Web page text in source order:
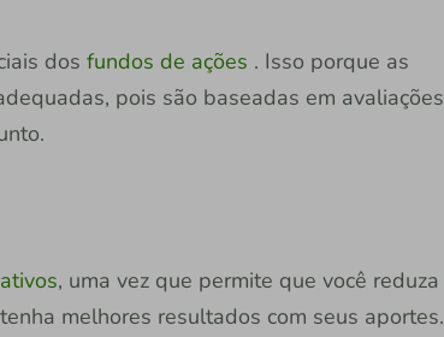
dos fundos de ações . Isso porque as
pois são baseadas em avaliações
, uma vez que permite que você reduza
melhores resultados com seus aportes.